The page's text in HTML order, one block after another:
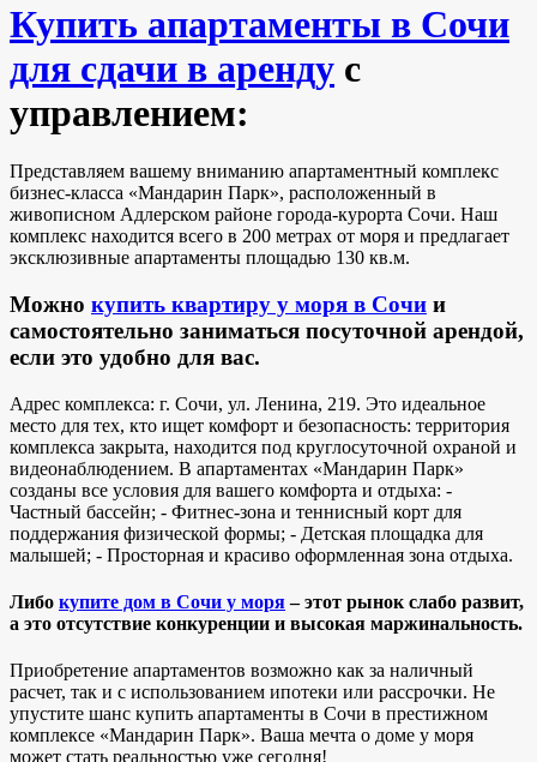
Купить апартаменты в Сочи
для сдачи в аренду с
управлением:
Представляем вашему вниманию апартаментный комплекс
бизнес-класса «Мандарин Парк», расположенный в
живописном Адлерском районе города-курорта Сочи. Наш
комплекс находится всего в 200 метрах от моря и предлагает
эксклюзивные апартаменты площадью 130 кв.м.
Можно купить квартиру у моря в Сочи и
самостоятельно заниматься посуточной арендой,
если это удобно для вас.
Адрес комплекса: г. Сочи, ул. Ленина, 219. Это идеальное
место для тех, кто ищет комфорт и безопасность: территория
комплекса закрыта, находится под круглосуточной охраной и
видеонаблюдением. В апартаментах «Мандарин Парк»
созданы все условия для вашего комфорта и отдыха: -
Частный бассейн; - Фитнес-зона и теннисный корт для
поддержания физической формы; - Детская площадка для
малышей; - Просторная и красиво оформленная зона отдыха.
Либо купите дом в Сочи у моря– этот рынок слабо развит,
а это отсутствие конкуренции и высокая маржинальность.
Приобретение апартаментов возможно как за наличный
расчет, так и с использованием ипотеки или рассрочки. Не
упустите шанс купить апартаменты в Сочи в престижном
комплексе «Мандарин Парк». Ваша мечта о доме у моря
может стать реальностью уже сегодня!